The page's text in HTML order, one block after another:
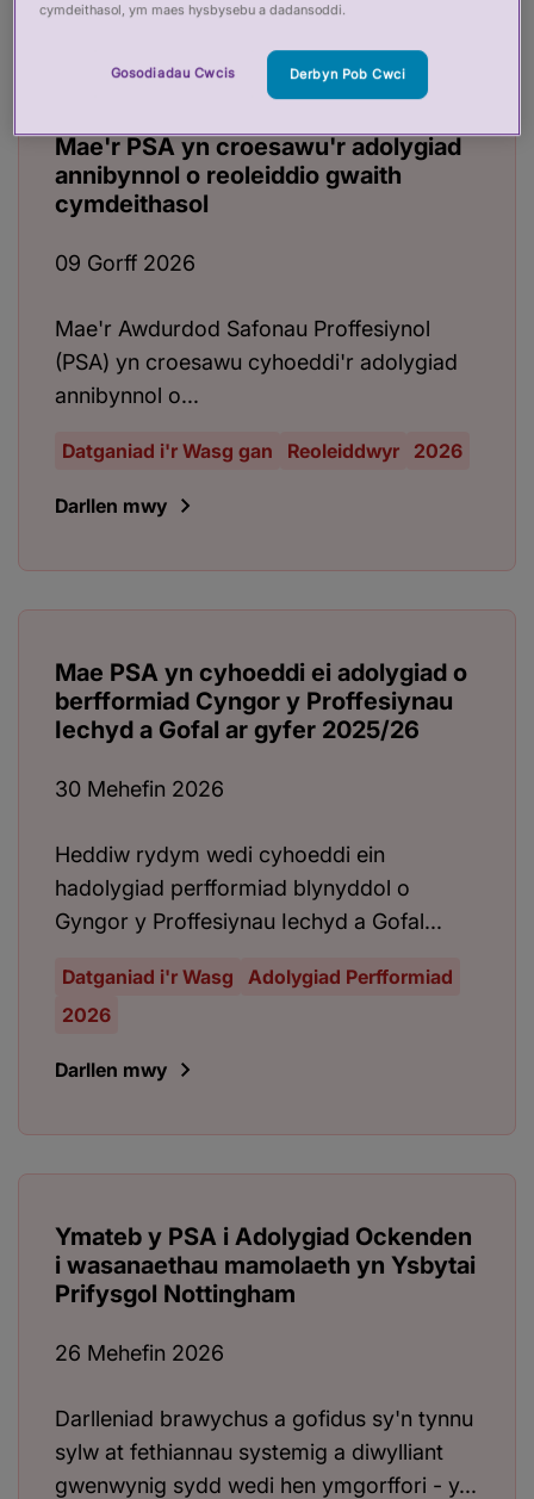
Gweld pob datganiad i'r wasg
Mae'r PSA yn croesawu'r adolygiad
annibynnol o reoleiddio gwaith
cymdeithasol
09 Gorff 2026
Mae'r Awdurdod Safonau Proffesiynol
(PSA) yn croesawu cyhoeddi'r adolygiad
annibynnol o...
Datganiad i'r Wasg gan Reoleiddwyr 2026
Darllen mwy
Mae PSA yn cyhoeddi ei adolygiad o
berfformiad Cyngor y Proffesiynau
Iechyd a Gofal ar gyfer 2025/26
30 Mehefin 2026
Heddiw rydym wedi cyhoeddi ein
hadolygiad perfformiad blynyddol o
Gyngor y Proffesiynau Iechyd a Gofal...
Datganiad i'r Wasg
Adolygiad Perfformiad
2026
Darllen mwy
Ymateb y PSA i Adolygiad Ockenden
i wasanaethau mamolaeth yn Ysbytai
Prifysgol Nottingham
26 Mehefin 2026
Darlleniad brawychus a gofidus sy'n tynnu
sylw at fethiannau systemig a diwylliant
gwenwynig sydd wedi hen ymgorffori - y...
cymdeithasol, ym maes hysbysebu a dadansoddi.
Gosodiadau Cwcis Derbyn Pob Cwci